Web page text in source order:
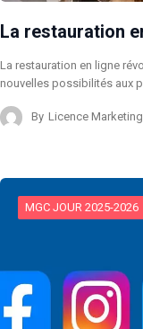
La restauration
La restauration en ligne
nouvelles possibilités aux
By Licence Marketing
MGC JOUR 2025-2026